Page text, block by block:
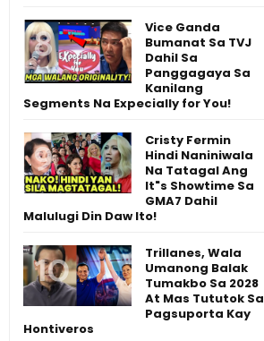
Vice Ganda
Bumanat Sa TVJ
Dahil Sa
Panggagaya Sa
Kanilang
Segments Na Expecially for You!
Cristy Fermin
Hindi Naniniwala
Na Tatagal Ang
It"s Showtime Sa
GMA7 Dahil
Malulugi Din Daw Ito!
Trillanes, Wala
Umanong Balak
Tumakbo Sa 2028
At Mas Tututok Sa
Pagsuporta Kay
Hontiveros